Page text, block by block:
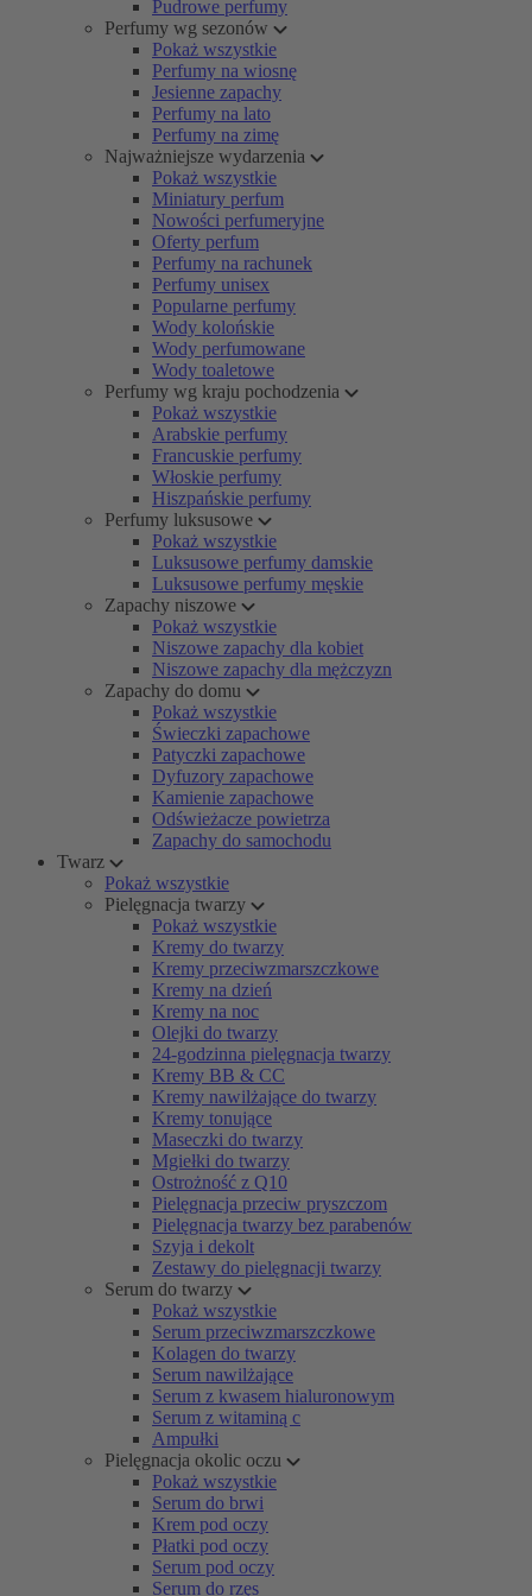
Pudrowe perfumy
Perfumy wg sezonów
Pokaż wszystkie
Perfumy na wiosnę
Jesienne zapachy
Perfumy na lato
Perfumy na zimę
Najważniejsze wydarzenia
Pokaż wszystkie
Miniatury perfum
Nowości perfumeryjne
Oferty perfum
Perfumy na rachunek
Perfumy unisex
Popularne perfumy
Wody kolońskie
Wody perfumowane
Wody toaletowe
Perfumy wg kraju pochodzenia
Pokaż wszystkie
Arabskie perfumy
Francuskie perfumy
Włoskie perfumy
Hiszpańskie perfumy
Perfumy luksusowe
Pokaż wszystkie
Luksusowe perfumy damskie
Luksusowe perfumy męskie
Zapachy niszowe
Pokaż wszystkie
Niszowe zapachy dla kobiet
Niszowe zapachy dla mężczyzn
Zapachy do domu
Pokaż wszystkie
Świeczki zapachowe
Patyczki zapachowe
Dyfuzory zapachowe
Kamienie zapachowe
Odświeżacze powietrza
Zapachy do samochodu
Twarz
Pokaż wszystkie
Pielęgnacja twarzy
Pokaż wszystkie
Kremy do twarzy
Kremy przeciwzmarszczkowe
Kremy na dzień
Kremy na noc
Olejki do twarzy
24-godzinna pielęgnacja twarzy
Kremy BB & CC
Kremy nawilżające do twarzy
Kremy tonujące
Maseczki do twarzy
Mgiełki do twarzy
Ostrożność z Q10
Pielęgnacja przeciw pryszczom
Pielęgnacja twarzy bez parabenów
Szyja i dekolt
Zestawy do pielęgnacji twarzy
Serum do twarzy
Pokaż wszystkie
Serum przeciwzmarszczkowe
Kolagen do twarzy
Serum nawilżające
Serum z kwasem hialuronowym
Serum z witaminą c
Ampułki
Pielęgnacja okolic oczu
Pokaż wszystkie
Serum do brwi
Krem pod oczy
Płatki pod oczy
Serum pod oczy
Serum do rzęs